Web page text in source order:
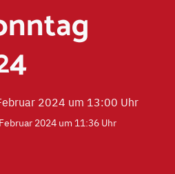
2024 um 13:00 Uhr
2024 um 11:36 Uhr